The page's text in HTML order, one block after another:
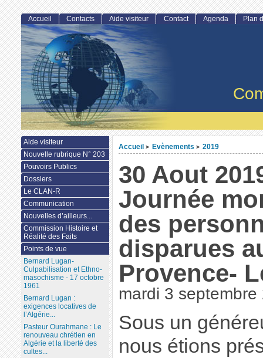
Accueil > Evènements > 2019
30 Aout
Journée
des
disparues
Provence-
mardi 3 septembre
Sous un
nous étions
Accueil Contacts Aide visiteur Contact Agenda Plan
Aide visiteur
Nouvelle rubrique N° 203
Pouvoirs Publics
Dossiers
Le CLAN-R
Communication
Nouvelles d’ailleurs...
Commission Histoire et
Réalité des Faits
Points de vue
Bernard Lugan-
Culpabilisation et Ethno-
masochisme - 17 octobre
1961
Bernard Lugan :
exigences locatives de
l’Algérie...
Pasteur Ourahmane : Le
renouveau chrétien en
Algérie et la liberté des
cultes...